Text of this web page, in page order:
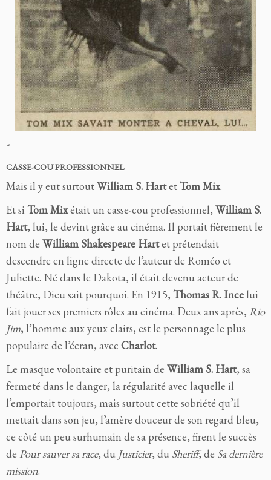
*
CASSE-COU PROFESSIONNEL
Mais il y eut surtoutWilliam S. Hartet Tom Mix.
Et si Tom Mixétait un casse-cou professionnel, William S.
Hart, lui, le devint grâce au cinéma. Il portait fièrement le
nom de William Shakespeare Hartet prétendait
descendre en ligne directe de l’auteur de Roméo et
Juliette. Né dans le Dakota, il était devenu acteur de
théâtre, Dieu sait pourquoi. En 1915, Thomas R. Incelui
fait jouer ses premiers rôles au cinéma. Deux ans après, Rio
Jim, l’homme aux yeux clairs, est le personnage le plus
populaire de l’écran, avec Charlot.
Le masque volontaire et puritain de William S. Hart, sa
fermeté dans le danger, la régularité avec laquelle il
l’emportait toujours, mais surtout cette sobriété qu’il
mettait dans son jeu, l’amère douceur de son regard bleu,
ce côté un peu surhumain de sa présence, firent le succès
de Pour sauver sa race, du Justicier, du Sheriff, de Sa dernière
mission.